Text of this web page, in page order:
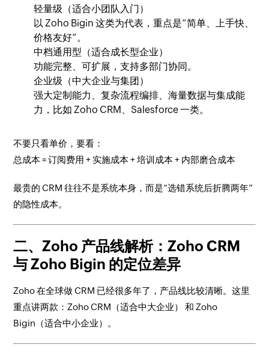
轻量级（适合小团队入门）
以 Zoho Bigin 这类为代表，重点是“简单、上手快、
价格友好”。
中档通用型（适合成长型企业）
功能完整、可扩展，支持多部门协同。
企业级（中大企业与集团）
强大定制能力、复杂流程编排、海量数据与集成能
力，比如 Zoho CRM、Salesforce 一类。
不要只看单价，要看：
总成本 = 订阅费用 + 实施成本 + 培训成本 + 内部磨合成本
最贵的 CRM 往往不是系统本身，而是“选错系统后折腾两年”
的隐性成本。
二、Zoho 产品线解析：Zoho CRM
与 Zoho Bigin 的定位差异
Zoho 在全球做 CRM 已经很多年了，产品线比较清晰。这里
重点讲两款：Zoho CRM（适合中大企业） 和 Zoho
Bigin（适合中小企业）。